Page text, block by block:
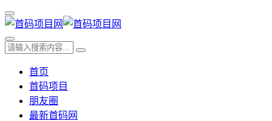
首页
首码项目
朋友圈
最新首码网